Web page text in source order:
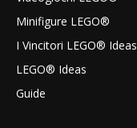
Minifigure LEGO®
I Vincitori LEGO® Ideas
LEGO® Ideas
Guide